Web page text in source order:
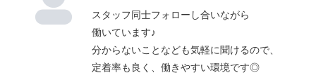
スタッフ同士フォローし合いながら
働いています♪
分からないことなども気軽に聞けるので、
定着率も良く、働きやすい環境です◎